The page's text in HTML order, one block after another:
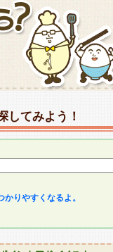
してみよう！
りやすくなるよ。